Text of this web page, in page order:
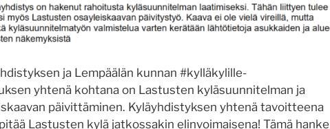
ja Lempäälän kunnan #kylläkylille-
yhtenä kohtana on Lastusten kyläsuunnitelman ja
päivittäminen. Kyläyhdistyksen yhtenä tavoitteena
Lastusten kylä jatkossakin elinvoimaisena! Tämä hanke